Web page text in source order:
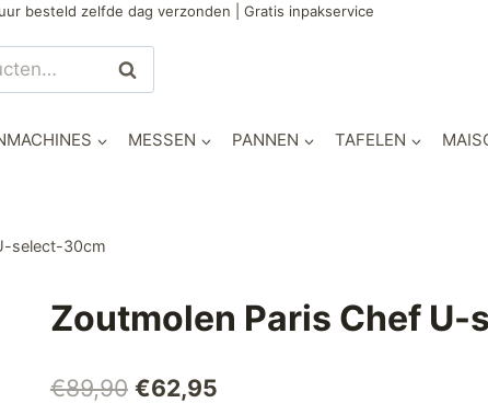
besteld zelfde dag verzonden | Gratis inpakservice
Zoeken
MESSEN PANNEN TAFELEN
select-30cm
Zoutmolen Paris Chef
€89,90 Oorspronkelijke
€62,95Huidige